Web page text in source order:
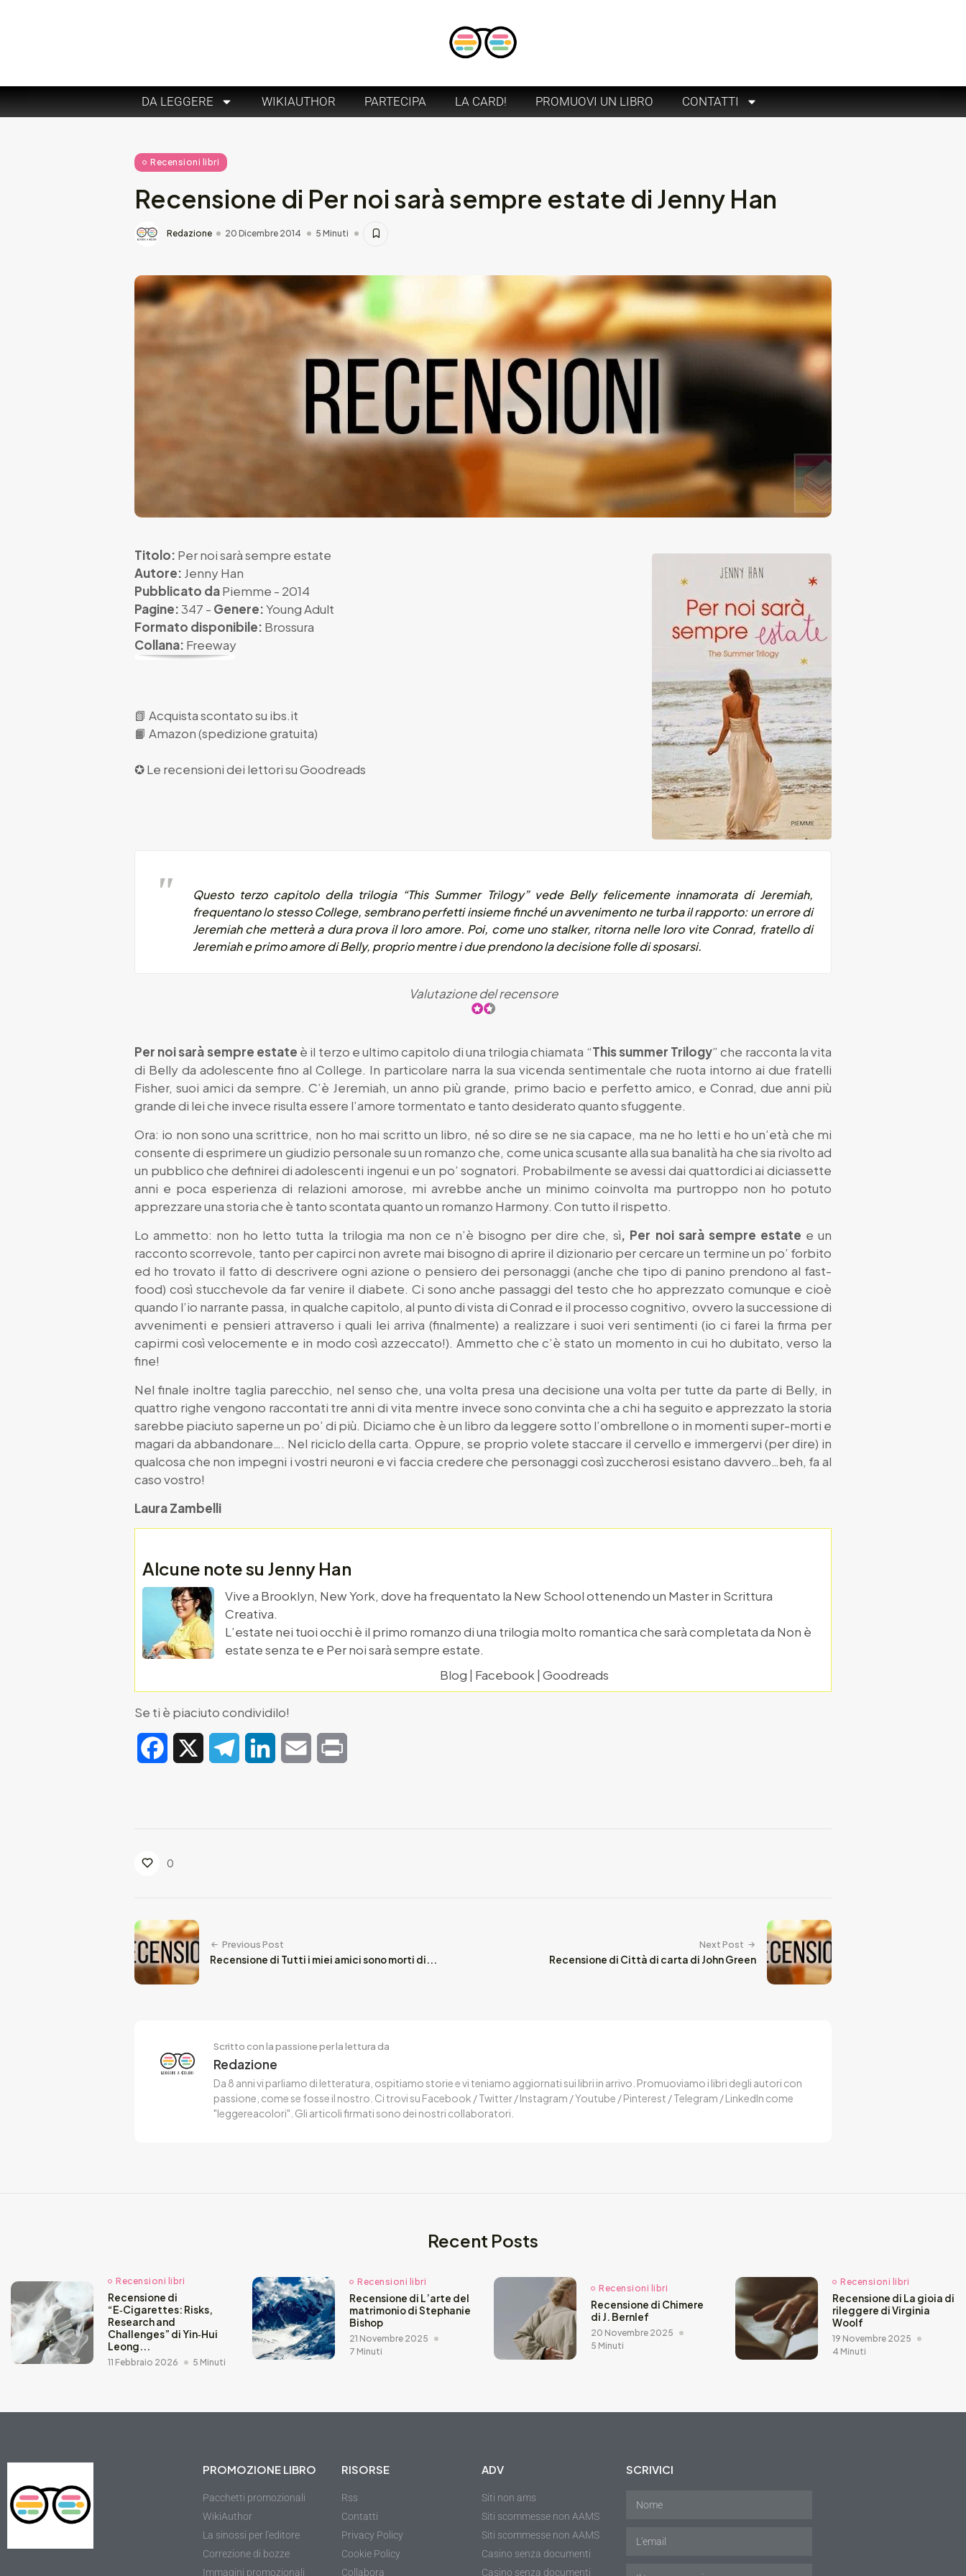
DA LEGGERE WIKIAUTHOR PARTECIPA LA CARD! PROMUOVI UN LIBRO CONTATTI
Recensioni libri
Recensione di Per noi sarà sempre estate di Jenny Han
Redazione 20 Dicembre 2014 5 Minuti
Titolo: Per noi sarà sempre estate
Autore: Jenny Han
Pubblicato daPiemme - 2014
Pagine:347 - Genere:Young Adult
Formato disponibile: Brossura
Collana: Freeway
📗 Acquista scontato su ibs.it
📙 Amazon (spedizione gratuita)
✪ Le recensioni dei lettori suGoodreads
Questo terzo capitolo della trilogia “This Summer Trilogy” vede Belly felicemente innamorata di Jeremiah,
frequentano lo stesso College, sembrano perfetti insieme finché un avvenimento ne turba il rapporto: un errore di
Jeremiah che metterà a dura prova il loro amore. Poi, come uno stalker, ritorna nelle loro vite Conrad, fratello di
Jeremiah e primo amore di Belly, proprio mentre i due prendono la decisione folle di sposarsi.
Valutazione del recensore
Per noi sarà sempre estate è il terzo e ultimo capitolo di una trilogia chiamata “This summer Trilogy” che racconta la vita
di Belly da adolescente fino al College. In particolare narra la sua vicenda sentimentale che ruota intorno ai due fratelli
Fisher, suoi amici da sempre. C’è Jeremiah, un anno più grande, primo bacio e perfetto amico, e Conrad, due anni più
grande di lei che invece risulta essere l’amore tormentato e tanto desiderato quanto sfuggente.
Ora: io non sono una scrittrice, non ho mai scritto un libro, né so dire se ne sia capace, ma ne ho letti e ho un’età che mi
consente di esprimere un giudizio personale su un romanzo che, come unica scusante alla sua banalità ha che sia rivolto ad
un pubblico che definirei di adolescenti ingenui e un po’ sognatori. Probabilmente se avessi dai quattordici ai diciassette
anni e poca esperienza di relazioni amorose, mi avrebbe anche un minimo coinvolta ma purtroppo non ho potuto
apprezzare una storia che è tanto scontata quanto un romanzo Harmony. Con tutto il rispetto.
Lo ammetto: non ho letto tutta la trilogia ma non ce n’è bisogno per dire che, sì, Per noi sarà sempre estate e un
racconto scorrevole, tanto per capirci non avrete mai bisogno di aprire il dizionario per cercare un termine un po’ forbito
ed ho trovato il fatto di descrivere ogni azione o pensiero dei personaggi (anche che tipo di panino prendono al fast-
food) così stucchevole da far venire il diabete. Ci sono anche passaggi del testo che ho apprezzato comunque e cioè
quando l’io narrante passa, in qualche capitolo, al punto di vista di Conrad e il processo cognitivo, ovvero la successione di
avvenimenti e pensieri attraverso i quali lei arriva (finalmente) a realizzare i suoi veri sentimenti (io ci farei la firma per
capirmi così velocemente e in modo così azzeccato!). Ammetto che c’è stato un momento in cui ho dubitato, verso la
fine!
Nel finale inoltre taglia parecchio, nel senso che, una volta presa una decisione una volta per tutte da parte di Belly, in
quattro righe vengono raccontati tre anni di vita mentre invece sono convinta che a chi ha seguito e apprezzato la storia
sarebbe piaciuto saperne un po’ di più. Diciamo che è un libro da leggere sotto l’ombrellone o in momenti super-morti e
magari da abbandonare…. Nel riciclo della carta. Oppure, se proprio volete staccare il cervello e immergervi (per dire) in
qualcosa che non impegni i vostri neuroni e vi faccia credere che personaggi così zuccherosi esistano davvero…beh, fa al
caso vostro!
Laura Zambelli
Alcune note su Jenny Han
Vive a Brooklyn, New York, dove ha frequentato la New School ottenendo un Master in Scrittura
Creativa.
L’estate nei tuoi occhi è il primo romanzo di una trilogia molto romantica che sarà completata da Non è
estate senza te e Per noi sarà sempre estate.
Blog | Facebook | Goodreads
Se ti è piaciuto condividilo!
Facebook TelegramLinkedIn Email
0
Previous Post
Recensione di Tutti i miei amici sono morti di...
Next Post
Recensione di Città di carta di John Green
Scritto con la passione per la lettura da
Redazione
Da 8 anni vi parliamo di letteratura, ospitiamo storie e vi teniamo aggiornati sui libri in arrivo. Promuoviamo i libri degli autori con
passione, come se fosse il nostro. Ci trovi su Facebook / Twitter / Instagram / Youtube / Pinterest / Telegram / LinkedIn come
"leggereacolori". Gli articoli firmati sono dei nostri collaboratori.
Recent Posts
Recensioni libri
Recensione di
“E‑Cigarettes: Risks,
Research and
Challenges” di Yin‑Hui
Leong...
11 Febbraio 2026 5 Minuti
Recensioni libri
Recensione di L’arte del
matrimonio di Stephanie
Bishop
21 Novembre 2025
7 Minuti
Recensioni libri
Recensione di Chimere
di J. Bernlef
20 Novembre 2025
5 Minuti
Recensioni libri
Recensione di La gioia di
rileggere di Virginia
Woolf
19 Novembre 2025
4 Minuti
PROMOZIONE LIBRO
Pacchetti promozionali
WikiAuthor
La sinossi per l'editore
Correzione di bozze
Immagini promozionali
RISORSE
Rss
Contatti
Privacy Policy
Cookie Policy
Collabora
ADV
Siti non ams
Siti scommesse non AAMS
Siti scommesse non AAMS
Casino senza documenti
Casino senza documenti
SCRIVICI